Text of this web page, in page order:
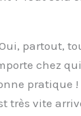
partout,
chez
pratique
très vite